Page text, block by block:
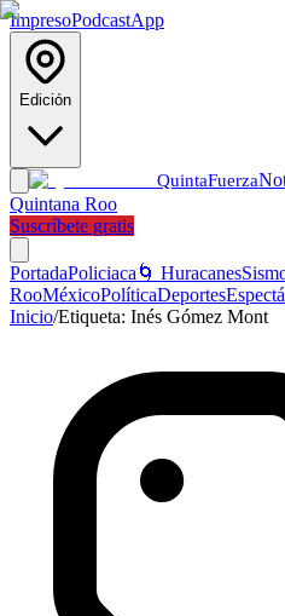
ImpresoPodcastApp
Edición
QuintaFuerza
Quintana Roo
Suscríbete gratis
PortadaPoliciaca 🌀 Huracanes
RooMéxicoPolíticaDeportes
Inicio/Etiqueta: Inés Gómez Mont